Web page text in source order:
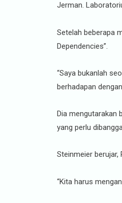
Jerman.
Setelah beberapa
Dependencies”.
“Saya bukanlah
berhadapan
Dia mengutarakan
yang perlu
Steinmeier
“Kita harus